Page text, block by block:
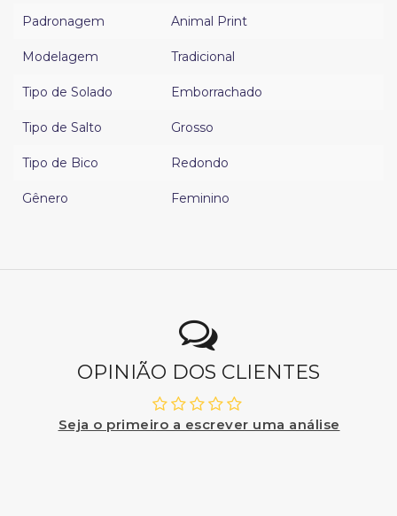
Padronagem Animal Print
Modelagem Tradicional
Tipo de Solado Emborrachado
Tipo de Salto Grosso
Tipo de Bico Redondo
Gênero Feminino
OPINIÃO DOS CLIENTES
Seja o primeiro a escrever uma análise